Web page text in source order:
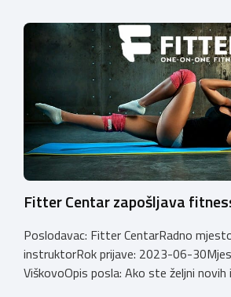
Cammeo aplikacije na području Rijeke i
upite slobodno se obratite na mob.
Branimir. Email:
+385953858832
Fitter Centar zapošljava
Poslodavac: Fitter CentarRadno
instruktorRok prijave: 2023-06-
ViškovoOpis posla: Ako ste željni